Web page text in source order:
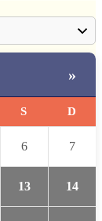
»
S D
6 7
13 14